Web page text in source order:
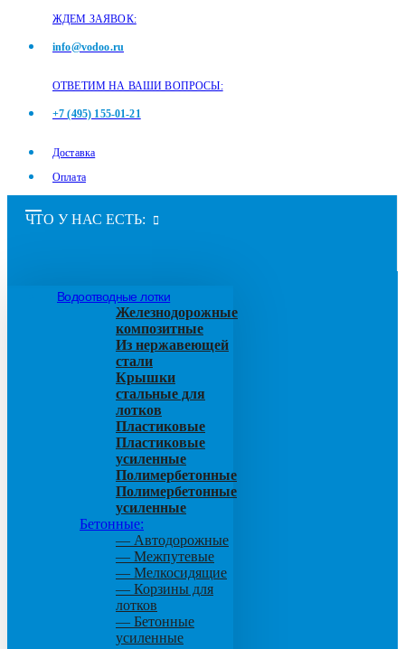
ЖДЕМ ЗАЯВОК:
info@vodoo.ru
ОТВЕТИМ НА ВАШИ ВОПРОСЫ:
+7 (495) 155-01-21
Доставка
Оплата
ЧТО У НАС ЕСТЬ:
Водоотводные лотки
Железнодорожные
композитные
Из нержавеющей
стали
Крышки
стальные для
лотков
Пластиковые
Пластиковые
усиленные
Полимербетонные
Полимербетонные
усиленные
Бетонные:
— Автодорожные
— Межпутевые
— Мелкосидящие
— Корзины для
лотков
— Бетонные
усиленные